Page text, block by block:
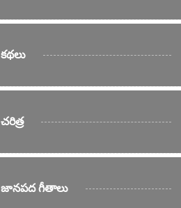
కథలు
చరిత్ర
జానపద గీతాలు